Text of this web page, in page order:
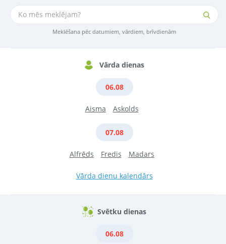
Meklēšana pēc datumiem, vārdiem, brīvdienām
Vārda dienas
06.08
Aisma Askolds
07.08
Alfrēds Fredis Madars
Vārda dienu kalendārs
Svētku dienas
06.08